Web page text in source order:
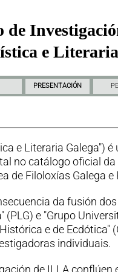
de
e
PRESENTACIÓN
e Literaria Galega") é
no catálogo oficial da
de Filoloxías Galega e
da fusión
(PLG) e "Grupo
e de Ecdótica"
individuais.
de ILLA conflúen